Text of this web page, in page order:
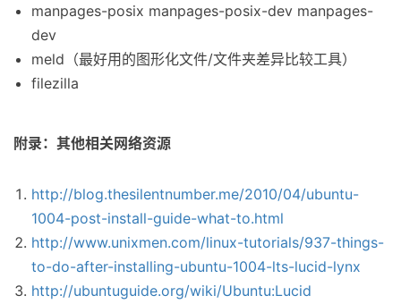
manpages-posix manpages-posix-dev manpages-
dev
meld（最好用的图形化文件/文件夹差异比较工具）
filezilla
附录：其他相关网络资源
http://blog.thesilentnumber.me/2010/04/ubuntu-
1004-post-install-guide-what-to.html
http://www.unixmen.com/linux-tutorials/937-things-
to-do-after-installing-ubuntu-1004-lts-lucid-lynx
http://ubuntuguide.org/wiki/Ubuntu:Lucid